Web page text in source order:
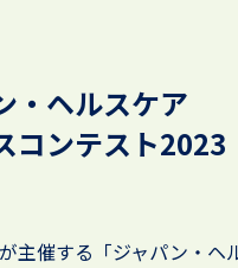
・ヘルスケア
コンテスト2023
主催する「ジャパン・ヘ